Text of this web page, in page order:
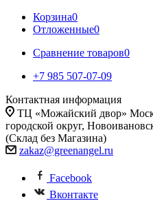
Корзина0
Отложенные0
Сравнение товаров0
+7 985 507-07-09
Контактная информация
ТЦ «Можайский двор»
городской округ,
(Склад без Магазина)
zakaz@greenangel.ru
Facebook
Вконтакте